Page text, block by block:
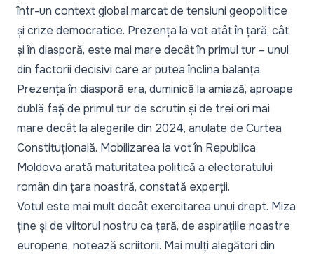
într-un context global marcat de tensiuni geopolitice
și crize democratice. Prezența la votatât în țară, cât
și în diasporă, este mai mare decât în primul tur – unul
din factorii decisivi care ar putea înclina balanța.
Prezența în diasporă era, duminică la amiază, aproape
dublă față de primul tur de scrutin și de trei ori mai
mare decât la alegerile din 2024, anulate de Curtea
Constituțională. Mobilizarea la vot în Republica
Moldova arată maturitatea politică a electoratului
român din țara noastră, constată experții.
Votul este mai mult decât exercitarea unui drept. Miza
ține și de viitorul nostru ca țară, de aspirațiile noastre
europene, notează scriitorii. Mai mulți alegători din